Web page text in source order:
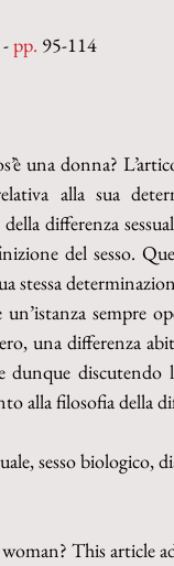
pp. 95-114
una donna?
alla sua
differenza
del sesso.
stessa
un’istanza sempre
una differenza
dunque
alla filosofia della
sesso
This article